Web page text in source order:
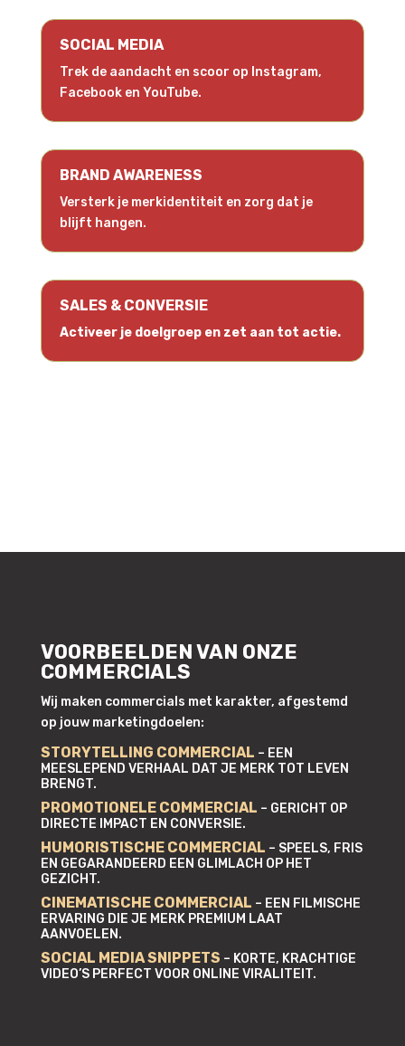
SOCIAL MEDIA
Trek de aandacht en scoor op Instagram,
Facebook en YouTube.
BRAND AWARENESS
Versterk je merkidentiteit en zorg dat je
blijft hangen.
SALES & CONVERSIE
Activeer je doelgroep en zet aan tot actie.
VOORBEELDEN VAN ONZE
COMMERCIALS
Wij maken commercials met karakter, afgestemd
op jouw marketingdoelen:
STORYTELLING COMMERCIAL – EEN
MEESLEPEND VERHAAL DAT JE MERK TOT LEVEN
BRENGT.
PROMOTIONELE COMMERCIAL – GERICHT OP
DIRECTE IMPACT EN CONVERSIE.
HUMORISTISCHE COMMERCIAL – SPEELS, FRIS
EN GEGARANDEERD EEN GLIMLACH OP HET
GEZICHT.
CINEMATISCHE COMMERCIAL – EEN FILMISCHE
ERVARING DIE JE MERK PREMIUM LAAT
AANVOELEN.
SOCIAL MEDIA SNIPPETS – KORTE, KRACHTIGE
VIDEO’S PERFECT VOOR ONLINE VIRALITEIT.